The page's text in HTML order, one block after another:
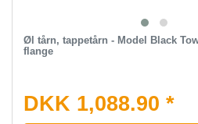
Øl tårn, tappetårn - Model Black
flange
DKK 1,088.90 *